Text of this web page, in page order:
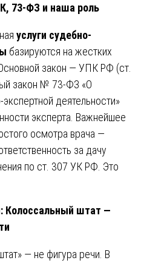
73-ФЗ и наша роль
услуги судебно-
базируются на жестких
закон — УПК РФ (ст.
закон № 73-ФЗ «О
деятельности»
эксперта. Важнейшее
осмотра врача —
за дачу
по ст. 307 УК РФ. Это
Колоссальный штат —
— не фигура речи. В